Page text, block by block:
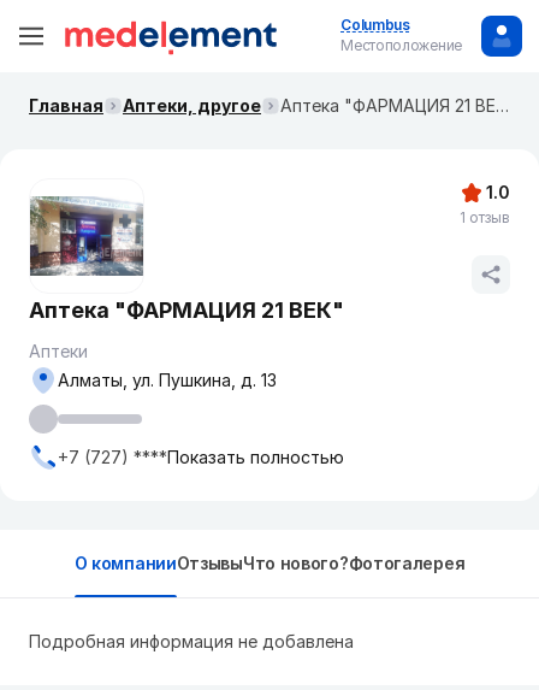
Columbus
Местоположение
Главная Аптеки, другое Аптека "ФАРМАЦИЯ 21 ВЕК"
Аптека "ФАРМАЦИЯ 21 ВЕК"
Аптеки
Алматы, ул. Пушкина, д. 13
+7 (727) ****Показать полностью
1.0
1 отзыв
О компанииОтзывыЧто нового?Фотогалерея
Подробная информация не добавлена